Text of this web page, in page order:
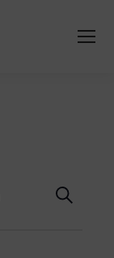
Suche